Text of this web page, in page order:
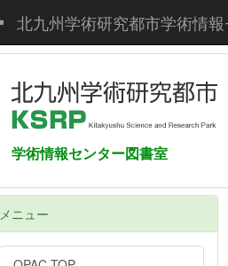
北九州学術研究都市学術情
学術情報センター図書室
メニュー